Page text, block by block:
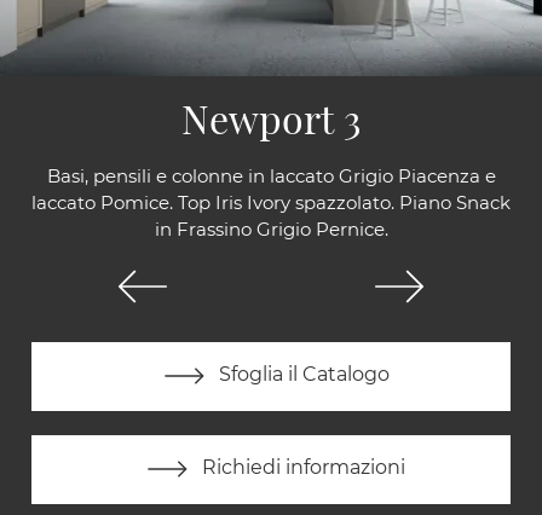
Basi, pensili e colonne in laccato Grigio Piacenza e
laccato Pomice. Top Iris Ivory spazzolato. Piano Snack
in Frassino Grigio Pernice.
Sfoglia il Catalogo
Richiedi informazioni
Newport 3